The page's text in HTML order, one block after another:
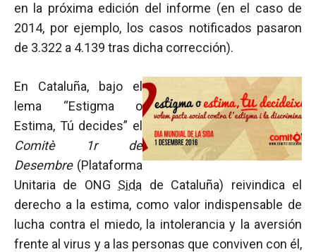
en la próxima edición del informe (en el caso de
2014, por ejemplo, los casos notificados pasaron
de 3.322 a 4.139 tras dicha corrección).
En Cataluña, bajo el
lema “Estigma o
Estima, Tú decides” el
Comitè 1r de
Desembre(Plataforma
Unitaria de ONG Sida de Cataluña) reivindica el
derecho a la estima, como valor indispensable de
lucha contra el miedo, la intolerancia y la aversión
frente al virus y a las personas que conviven con él,